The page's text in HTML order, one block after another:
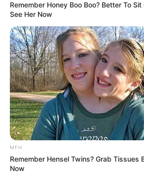
Remember Honey Boo Boo? Better To
See Her Now
MFH
Remember Hensel Twins? Grab Tissues
Now